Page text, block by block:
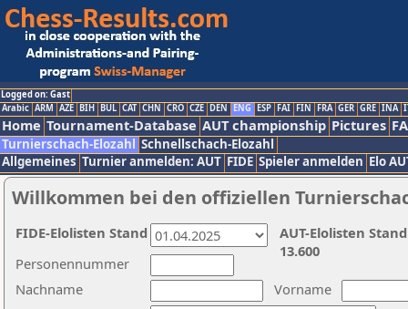
Logged on: Gast
Arabic ARM AZE BIH BUL CAT CHN CRO CZE DEN ENG ESP FAI FIN FRA GER GRE INA
Home Tournament-Database AUT championship Pictures
Turnierschach-Elozahl Schnellschach-Elozahl
Allgemeines Turnier anmelden: AUT FIDE Spieler anmelden Elo
Willkommen bei den offiziellen
Nachname
Vorname
Personennummer
AUT-Elolisten
13.600
FIDE-Elolisten Stand